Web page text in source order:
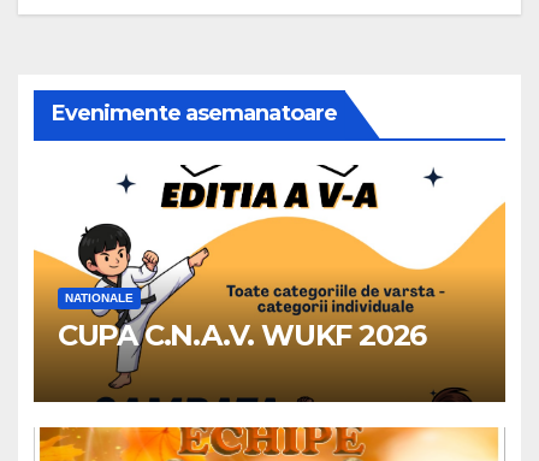
Evenimente asemanatoare
NATIONALE
CUPA C.N.A.V. WUKF 2026